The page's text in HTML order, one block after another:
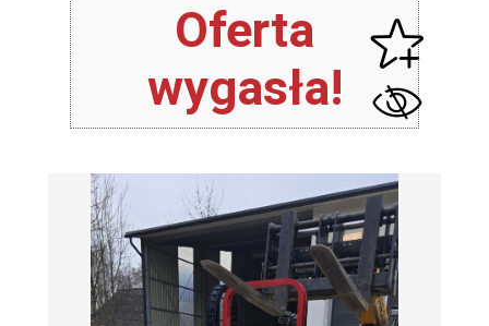
Oferta
wygasła!